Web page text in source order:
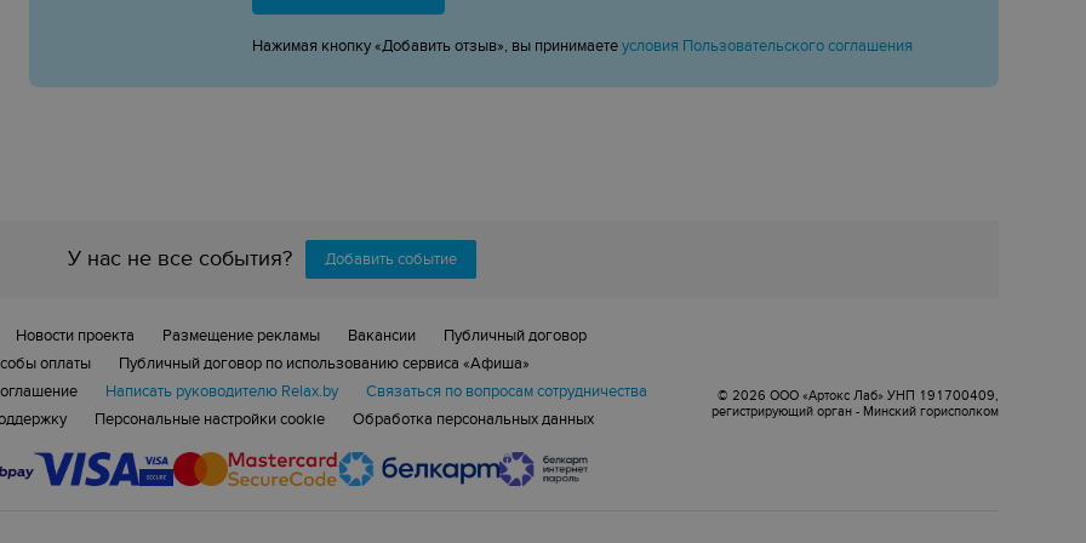
Нажимая кнопку «Добавить отзыв», вы принимаетеусловия Пользовательского соглашения
У нас не все события? Добавить событие
Новости проекта Размещение рекламы Вакансии
Публичный договор
оплаты
Публичный договор по использованию сервиса «Афиша»
Написать руководителю Relax.by
Связаться по вопросам сотрудничества
Персональные настройки cookie Обработка персональных данных
© 2026 ООО «Артокс Лаб» УНП 191700409,
регистрирующий орган - Минский горисполком